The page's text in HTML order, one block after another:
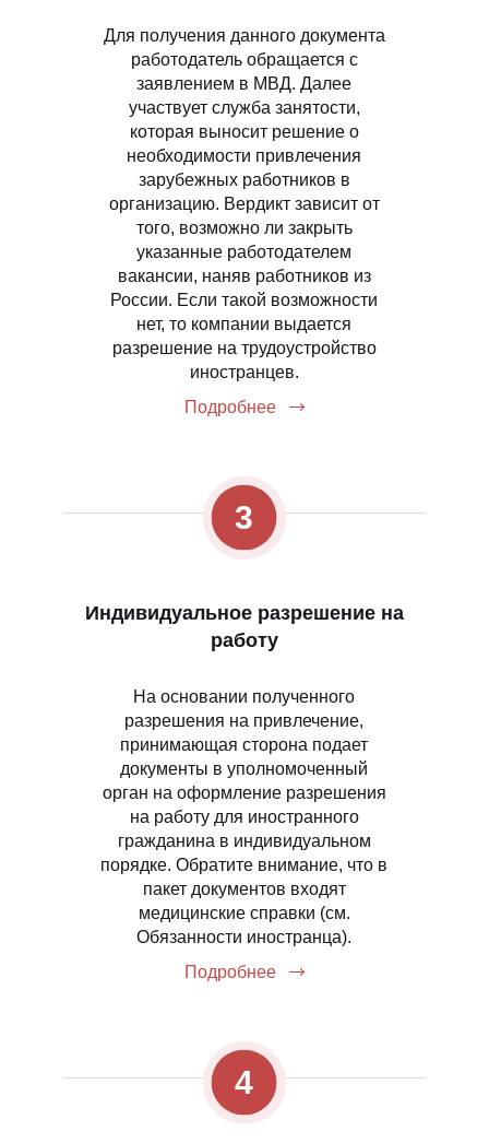
Для получения данного документа
работодатель обращается с
заявлением в МВД. Далее
участвует служба занятости,
которая выносит решение о
необходимости привлечения
зарубежных работников в
организацию. Вердикт зависит от
того, возможно ли закрыть
указанные работодателем
вакансии, наняв работников из
России. Если такой возможности
нет, то компании выдается
разрешение на трудоустройство
иностранцев.
Подробнее
3
Индивидуальное разрешение на
работу
На основании полученного
разрешения на привлечение,
принимающая сторона подает
документы в уполномоченный
орган на оформление разрешения
на работу для иностранного
гражданина в индивидуальном
порядке. Обратите внимание, что в
пакет документов входят
медицинские справки (см.
Обязанности иностранца).
Подробнее
4